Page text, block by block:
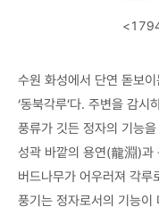
<1794
수원 화성에서 단연 돋보
‘동북각루’다. 주변을 감
풍류가 깃든 정자의 기능
성곽 바깥의 용연(龍淵)과
버드나무가 어우러져 각
풍기는 정자로서의 기능이